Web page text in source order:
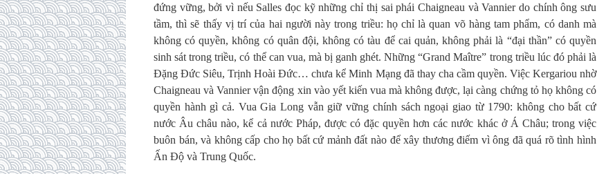
đứng vững, bởi vì nếu Salles đọc kỹ những chỉ thị sai phái Chaigneau và Vannier do chính ông sưu
tầm, thì sẽ thấy vị trí của hai người này trong triều: họ chỉ là quan võ hàng tam phẩm, có danh mà
không có quyền, không có quân đội, không có tàu để cai quản, không phải là “đại thần” có quyền
sinh sát trong triều, có thể can vua, mà bị ganh ghét. Những “Grand Maître” trong triều lúc đó phải là
Đặng Đức Siêu, Trịnh Hoài Đức… chưa kể Minh Mạng đã thay cha cầm quyền. Việc Kergariou nhờ
Chaigneau và Vannier vận động xin vào yết kiến vua mà không được, lại càng chứng tỏ họ không có
quyền hành gì cả. Vua Gia Long vẫn giữ vững chính sách ngoại giao từ 1790: không cho bất cứ
nước Âu châu nào, kể cả nước Pháp, được có đặc quyền hơn các nước khác ở Á Châu; trong việc
buôn bán, và không cấp cho họ bất cứ mảnh đất nào để xây thương điếm vì ông đã quá rõ tình hình
Ấn Độ và Trung Quốc.